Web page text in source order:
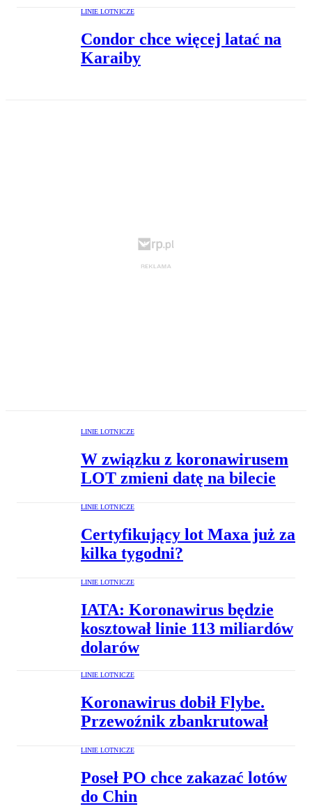
LINIE LOTNICZE
Condor chce więcej latać na
Karaiby
LINIE LOTNICZE
W związku z koronawirusem
LOT zmieni datę na bilecie
LINIE LOTNICZE
Certyfikujący lot Maxa już za
kilka tygodni?
LINIE LOTNICZE
IATA: Koronawirus będzie
kosztował linie 113 miliardów
dolarów
LINIE LOTNICZE
Koronawirus dobił Flybe.
Przewoźnik zbankrutował
LINIE LOTNICZE
Poseł PO chce zakazać lotów
do Chin